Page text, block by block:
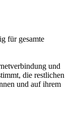
für gesamte
und
die restlichen
und auf ihrem